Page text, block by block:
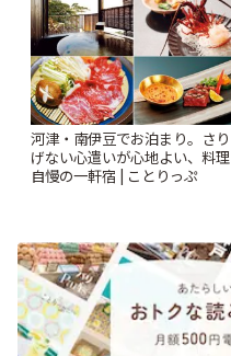
河津・南伊豆でお泊まり。さり
げない心遣いが心地よい、料理
自慢の一軒宿 | ことりっぷ